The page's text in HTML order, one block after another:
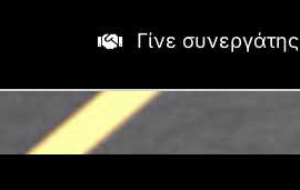
Γίνε συνεργάτης